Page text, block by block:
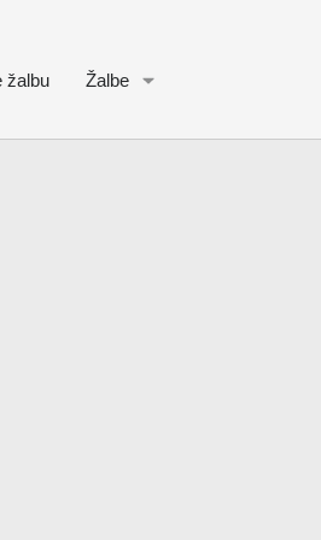
žalbu Žalbe